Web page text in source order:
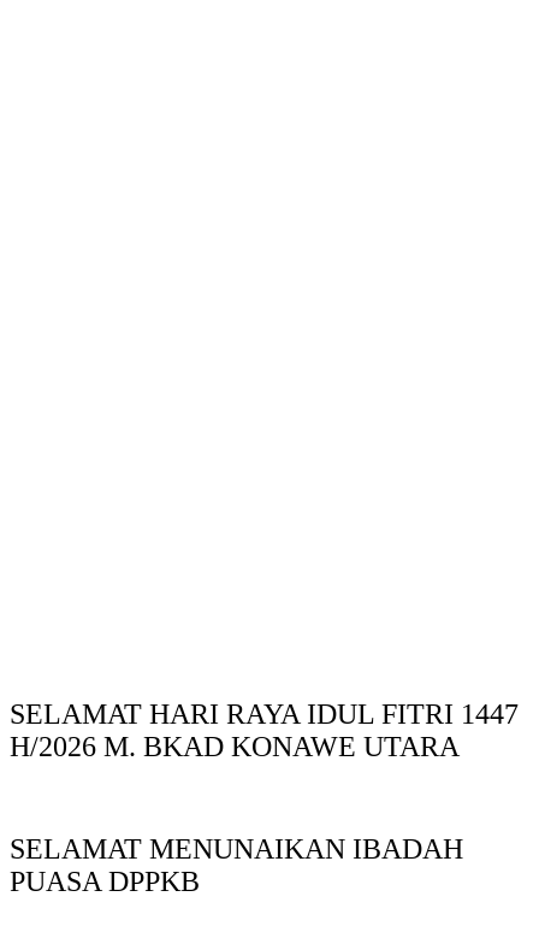
SELAMAT HARI RAYA IDUL FITRI 1447
H/2026 M. BKAD KONAWE UTARA
SELAMAT MENUNAIKAN IBADAH
PUASA DPPKB